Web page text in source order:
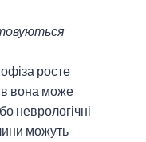
росте
вона може
неврологічні
можуть